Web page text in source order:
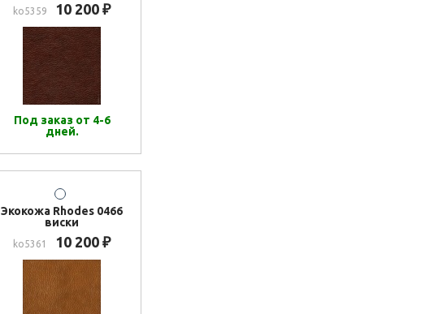
ko5359 10 200 ₽
Под заказ от 4-6
дней.
Экокожа Rhodes 0466
виски
ko5361 10 200 ₽